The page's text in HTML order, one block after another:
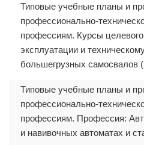
Типовые учебные планы и
профессионально-
профессиям. Курсы
эксплуатации и
большегрузных самосвалов
Типовые учебные планы и
профессионально-
профессиям. Профессия:
и навивочных автоматах и